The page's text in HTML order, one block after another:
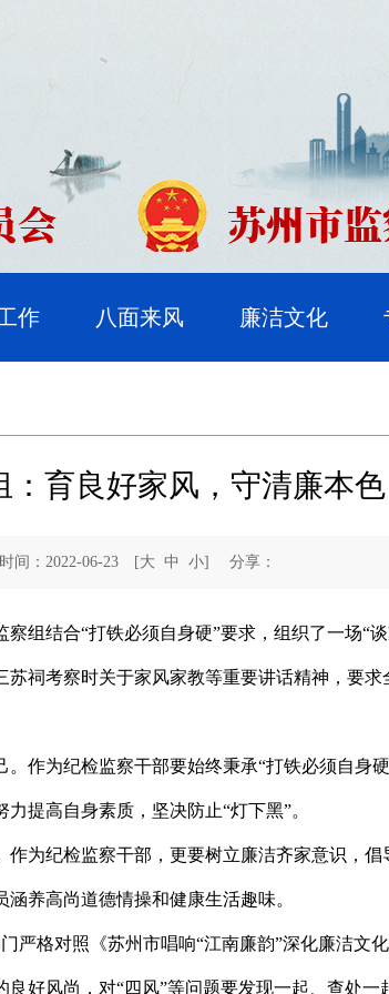
作 八面来风 廉洁文化
育良好家风，守清廉本色
间：2022-06-23 [大 中 小] 分享：
组结合“打铁必须自身硬”要求，组织了一场“谈
祠考察时关于家风家教等重要讲话精神，要求
作为纪检监察干部要始终秉承“打铁必须自身
提高自身素质，坚决防止“灯下黑”。
为纪检监察干部，更要树立廉洁齐家意识，倡
养高尚道德情操和健康生活趣味。
严格对照《苏州市唱响“江南廉韵”深化廉洁文
好风尚，对“四风”等问题要发现一起、查处